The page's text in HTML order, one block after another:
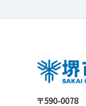
〒590-0078